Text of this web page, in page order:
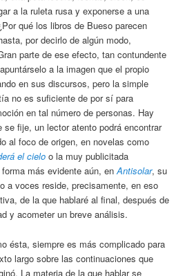
a la ruleta rusa y exponerse a una
qué los libros de Bueso parecen
por decirlo de algún modo,
parte de ese efecto, tan contundente
a la imagen que el propio
en sus discursos, pero la simple
no es suficiente de por sí para
en tal número de personas. Hay
fije, un lector atento podrá encontrar
al foco de origen, en novelas como
el cielo o la muy publicitada
más evidente aún, enAntisolar, su
a voces reside, precisamente, en eso
de la que hablaré al final, después de
y acometer un breve análisis.
ésta, siempre es más complicado para
largo sobre las continuaciones que
La materia de la que hablar se